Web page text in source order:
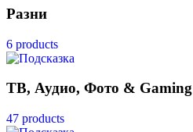
Разни
6 products
ТВ, Аудио, Фото & Gaming
47 products